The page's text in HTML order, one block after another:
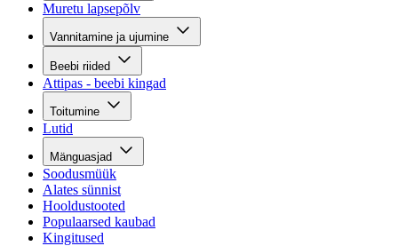
Muretu lapsepõlv
Vannitamine ja ujumine
Beebi riided
Attipas - beebi kingad
Toitumine
Lutid
Mänguasjad
Soodusmüük
Alates sünnist
Hooldustooted
Populaarsed kaubad
Kingitused